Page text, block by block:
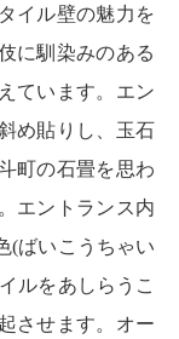
イル壁の魅力を
に馴染みのある
ています。エン
め貼りし、玉石
町の石畳を思わ
エントランス内
(ばいこうちゃい
ルをあしらうこ
させます。オー